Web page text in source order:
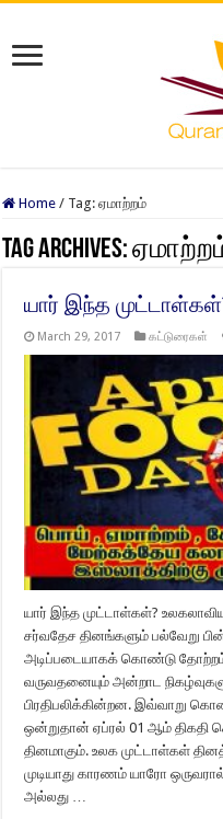
Home / Tag:ஏமாற்றம்
Tag Archives:
யார் இந்த
March 29, 2017 கட்டுரைகள்
யார் இந்த முட்டாள்கள்?
சர்வதேச தினங்களும் பல்வேறு
அடிப்படையாகக் கொண்டு
வருவதனையும் அன்றாட
பிரதிபலிக்கின்றன. இவ்வாறு
ஒன்றுதான் ஏப்ரல் 01 ஆம் திகதி
தினமாகும். உலக முட்டாள்கள்
முடியாது காரணம் யாரோ
அல்லது …